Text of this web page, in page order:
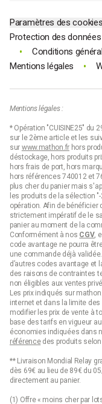
Paramètres des cookies
Protection des
• Conditions
Mentions légales •
Mentions légales :
* Opération "CUISINE25" du
sur le 2ème article et les
sur www.mathon.frhors
déstockage, hors produits
hors frais de port, hors
hors références 740012 et
plus cher du panier mais
les produits de la sélection
opération. Afin de bénéficier
strictement impératif de le
panier au moment de la
Conformément à nos CGV,
code avantage ne pourra
une commande déjà
d’autres codes avantage et
des raisons de contraintes
non éligibles aux ventes
Les prix indiqués sur
internet et dans la limite
modifier les prix de vente à
base des tarifs en vigueur
économies indiquées dans
référencedes produits
** Livraison Mondial Relay
dès 69€ au lieu de 89€ du
directement au panier.
(1) Offre « moins cher par